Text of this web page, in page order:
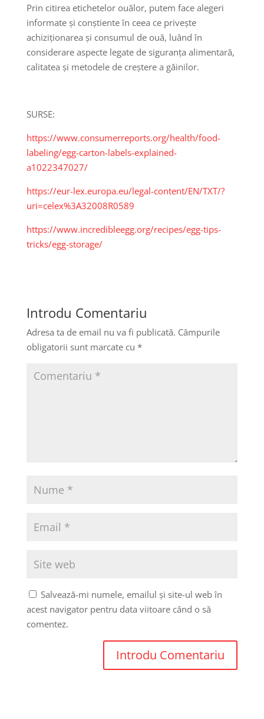
Prin citirea etichetelor ouălor, putem face alegeri
informate și conștiente în ceea ce privește
achiziționarea și consumul de ouă, luând în
considerare aspecte legate de siguranța alimentară,
calitatea și metodele de creștere a găinilor.
SURSE:
https://www.consumerreports.org/health/food-
labeling/egg-carton-labels-explained-
a1022347027/
https://eur-lex.europa.eu/legal-content/EN/TXT/?
uri=celex%3A32008R0589
https://www.incredibleegg.org/recipes/egg-tips-
tricks/egg-storage/
Introdu Comentariu
Adresa ta de email nu va fi publicată. Câmpurile
obligatorii sunt marcate cu *
Salvează-mi numele, emailul și site-ul web în
acest navigator pentru data viitoare când o să
comentez.